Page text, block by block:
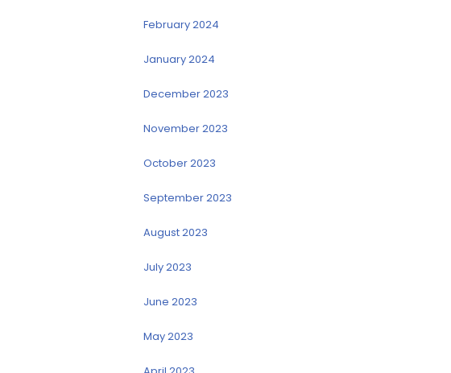
February 2024
January 2024
December 2023
November 2023
October 2023
September 2023
August 2023
July 2023
June 2023
May 2023